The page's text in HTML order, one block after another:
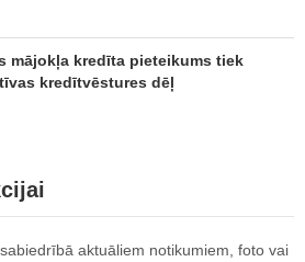
mājokļa kredīta pieteikums tiek
kredītvēstures dēļ
aktuāliem notikumiem, foto vai